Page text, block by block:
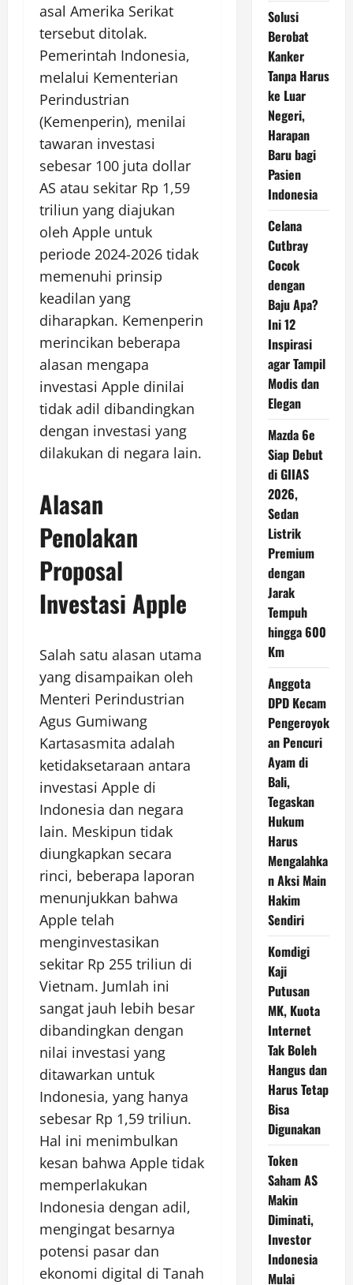
asal Amerika Serikat
tersebut ditolak.
Pemerintah Indonesia,
melalui Kementerian
Perindustrian
(Kemenperin), menilai
tawaran investasi
sebesar 100 juta dollar
AS atau sekitar Rp 1,59
triliun yang diajukan
oleh Apple untuk
periode 2024-2026 tidak
memenuhi prinsip
keadilan yang
diharapkan. Kemenperin
merincikan beberapa
alasan mengapa
investasi Apple dinilai
tidak adil dibandingkan
dengan investasi yang
dilakukan di negara lain.
Alasan
Penolakan
Proposal
Investasi Apple
Salah satu alasan utama
yang disampaikan oleh
Menteri Perindustrian
Agus Gumiwang
Kartasasmita adalah
ketidaksetaraan antara
investasi Apple di
Indonesia dan negara
lain. Meskipun tidak
diungkapkan secara
rinci, beberapa laporan
menunjukkan bahwa
Apple telah
menginvestasikan
sekitar Rp 255 triliun di
Vietnam. Jumlah ini
sangat jauh lebih besar
dibandingkan dengan
nilai investasi yang
ditawarkan untuk
Indonesia, yang hanya
sebesar Rp 1,59 triliun.
Hal ini menimbulkan
kesan bahwa Apple tidak
memperlakukan
Indonesia dengan adil,
mengingat besarnya
potensi pasar dan
ekonomi digital di Tanah
Solusi
Berobat
Kanker
Tanpa Harus
ke Luar
Negeri,
Harapan
Baru bagi
Pasien
Indonesia
Celana
Cutbray
Cocok
dengan
Baju Apa?
Ini 12
Inspirasi
agar Tampil
Modis dan
Elegan
Mazda 6e
Siap Debut
di GIIAS
2026,
Sedan
Listrik
Premium
dengan
Jarak
Tempuh
hingga 600
Km
Anggota
DPD Kecam
Pengeroyok
an Pencuri
Ayam di
Bali,
Tegaskan
Hukum
Harus
Mengalahka
n Aksi Main
Hakim
Sendiri
Komdigi
Kaji
Putusan
MK, Kuota
Internet
Tak Boleh
Hangus dan
Harus Tetap
Bisa
Digunakan
Token
Saham AS
Makin
Diminati,
Investor
Indonesia
Mulai